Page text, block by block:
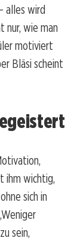
alles wird
nur, wie man
motiviert
Bläsi scheint
ihm wichtig,
sich in
sein,